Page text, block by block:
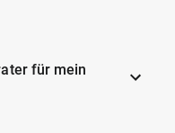
für mein